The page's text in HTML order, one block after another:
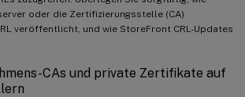
oder die Zertifizierungsstelle (CA)
veröffentlicht, und wie StoreFront CRL-Updates
CAs und private Zertifikate auf